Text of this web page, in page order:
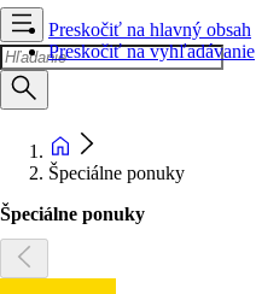
Preskočiť na hlavný obsah
Preskočiť na vyhľadávanie
Špeciálne ponuky
Špeciálne ponuky